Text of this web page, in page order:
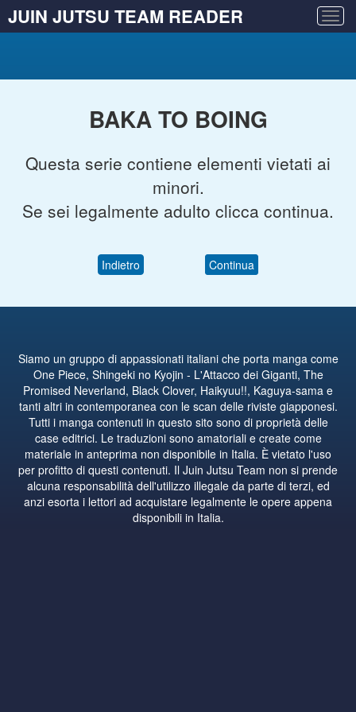
JUIN JUTSU TEAM READER
BAKA TO BOING
Questa serie contiene elementi vietati ai
minori.
Se sei legalmente adulto clicca continua.
Indietro
Siamo un gruppo di appassionati italiani che porta manga come
One Piece, Shingeki no Kyojin - L'Attacco dei Giganti, The
Promised Neverland, Black Clover, Haikyuu!!, Kaguya-sama e
tanti altri in contemporanea con le scan delle riviste giapponesi.
Tutti i manga contenuti in questo sito sono di proprietà delle
case editrici. Le traduzioni sono amatoriali e create come
materiale in anteprima non disponibile in Italia. È vietato l'uso
per profitto di questi contenuti. Il Juin Jutsu Team non si prende
alcuna responsabilità dell'utilizzo illegale da parte di terzi, ed
anzi esorta i lettori ad acquistare legalmente le opere appena
disponibili in Italia.